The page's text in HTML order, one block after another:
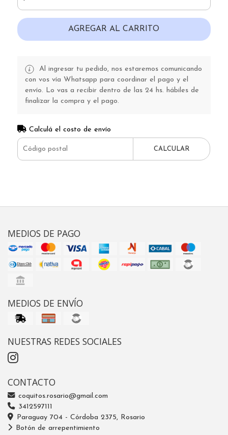
AGREGAR AL CARRITO
Al ingresar tu pedido, nos estaremos comunicando
con vos vía Whatsapp para coordinar el pago y el
envío. Lo vas a recibir dentro de las 24 hs. hábiles de
finalizar la compra y el pago.
Calculá el costo de envío
CALCULAR
MEDIOS DE PAGO
MEDIOS DE ENVÍO
NUESTRAS REDES SOCIALES
CONTACTO
coquitos.rosario@gmail.com
3412597111
Paraguay 704 - Córdoba 2375, Rosario
Botón de arrepentimiento